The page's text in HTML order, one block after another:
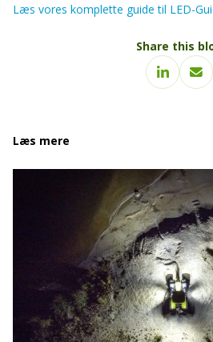
Læs vores komplette guide til LED-
Share this
Læs mere